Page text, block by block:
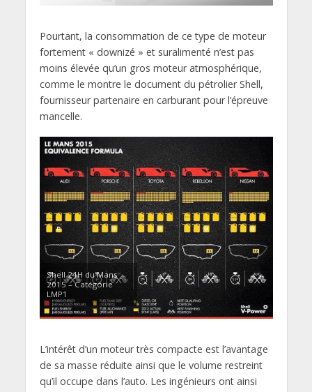
Pourtant, la consommation de ce type de moteur
fortement « downizé » et suralimenté n’est pas
moins élevée qu’un gros moteur atmosphérique,
comme le montre le document du pétrolier Shell,
fournisseur partenaire en carburant pour l’épreuve
mancelle.
Shell 24H du Mans
2015 – Catégorie
LMP1
L’intérêt d’un moteur très compacte est l’avantage
de sa masse réduite ainsi que le volume restreint
qu’il occupe dans l’auto. Les ingénieurs ont ainsi